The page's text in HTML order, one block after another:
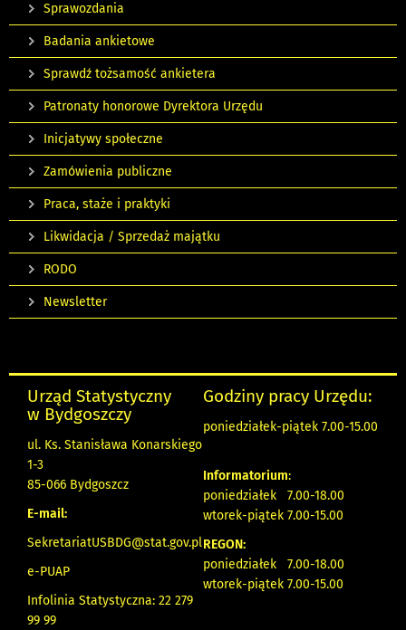
Sprawozdania
Badania ankietowe
Sprawdź tożsamość ankietera
Patronaty honorowe Dyrektora Urzędu
Inicjatywy społeczne
Zamówienia publiczne
Praca, staże i praktyki
Likwidacja / Sprzedaż majątku
RODO
Newsletter
Urząd Statystyczny
w Bydgoszczy
ul. Ks. Stanisława Konarskiego
1-3
85-066 Bydgoszcz
E-mail:
SekretariatUSBDG@stat.gov.pl
e-PUAP
Infolinia Statystyczna: 22 279
99 99
Godziny pracy Urzędu:
poniedziałek-piątek 7.00-15.00
Informatorium:
poniedziałek 7.00-18.00
wtorek-piątek 7.00-15.00
REGON:
poniedziałek 7.00-18.00
wtorek-piątek 7.00-15.00